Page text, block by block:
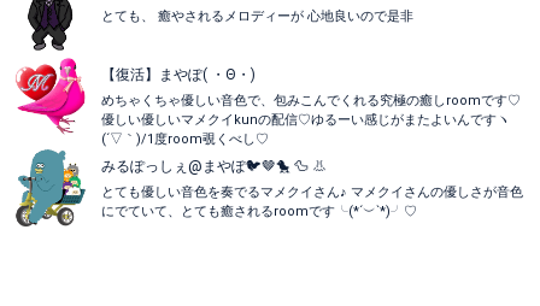
とても、 癒やされるメロディーが 心地良いので是非
【復活】まやぽ( ・Θ・)
めちゃくちゃ優しい音色で、包みこんでくれる究極の癒しroomです♡
優しい優しいマメクイkunの配信♡ゆるーい感じがまたよいんですヽ
(´▽｀)/1度room覗くべし♡
みるぽっしぇ@まやぽ🐦🤎🐤 🦆 👃
とても優しい音色を奏でるマメクイさん♪ マメクイさんの優しさが音色
にでていて、とても癒されるroomです╰(*´︶`*)╯♡